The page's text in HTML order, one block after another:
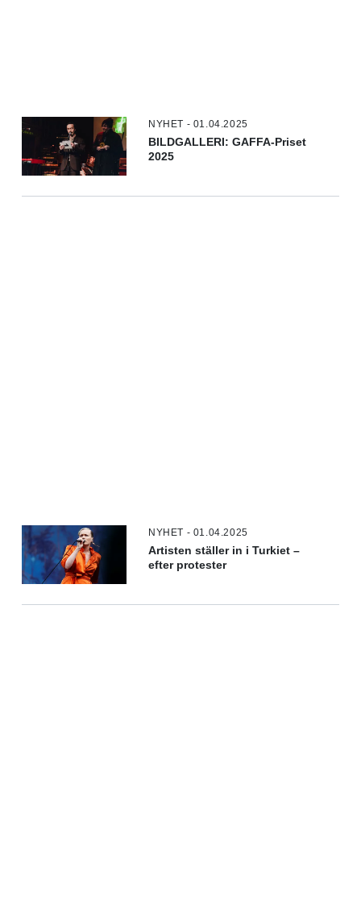
NYHET - 01.04.2025
BILDGALLERI: GAFFA-Priset
2025
NYHET - 01.04.2025
Artisten ställer in i Turkiet –
efter protester